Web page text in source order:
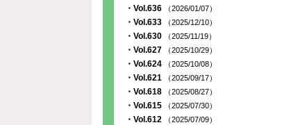
・Vol.636 （2026/01/07）
・Vol.633 （2025/12/10）
・Vol.630 （2025/11/19）
・Vol.627 （2025/10/29）
・Vol.624 （2025/10/08）
・Vol.621 （2025/09/17）
・Vol.618 （2025/08/27）
・Vol.615 （2025/07/30）
・Vol.612 （2025/07/09）